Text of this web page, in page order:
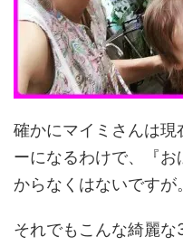
確かにマイミさんは現
ーになるわけで、『
からなくはないですが。
それでもこんな綺麗